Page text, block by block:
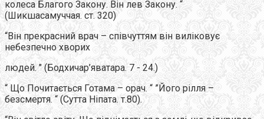
колеса Благого Закону. Він лев Закону. “
(Шикшасамуччая. ст. 320)
“Він прекрасний врач – співчуттям він виліковує
небезпечно хворих
людей. " (Бодхичар’яватара. 7 - 24.)
“ Що Почитається Готама – орач. “ ”Його рілля –
безсмертя. “ (Сутта Ніпата. т.80).